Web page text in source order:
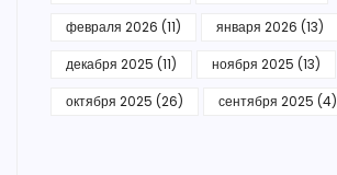
февраля 2026 (11) января 2026 (13)
декабря 2025 (11) ноября 2025 (13)
октября 2025 (26) сентября 2025 (4)